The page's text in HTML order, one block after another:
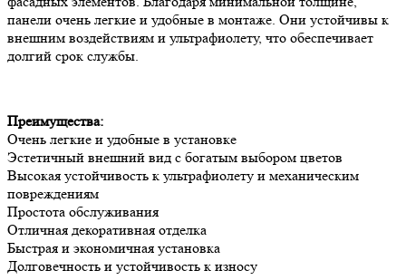
панели очень легкие и удобные в монтаже. Они устойчивы к
внешним воздействиям и ультрафиолету, что обеспечивает
долгий срок службы.
Преимущества:
Очень легкие и удобные в установке
Эстетичный внешний вид с богатым выбором цветов
Высокая устойчивость к ультрафиолету и механическим
повреждениям
Простота обслуживания
Отличная декоративная отделка
Быстрая и экономичная установка
Долговечность и устойчивость к износу